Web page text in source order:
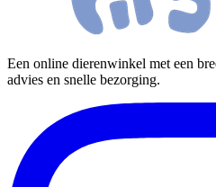
Een online dierenwinkel met een
advies en snelle bezorging.